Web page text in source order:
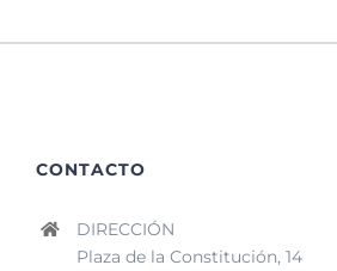
CONTACTO
DIRECCIÓN
Plaza de la Constitución, 14